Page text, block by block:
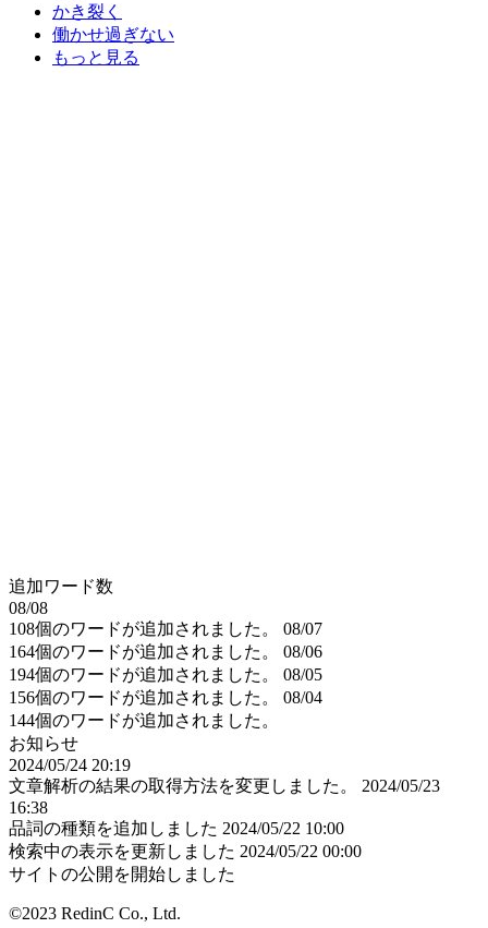
かき裂く
働かせ過ぎない
もっと見る
追加ワード数
08/08
108個のワードが追加されました。
08/07
164個のワードが追加されました。
08/06
194個のワードが追加されました。
08/05
156個のワードが追加されました。
08/04
144個のワードが追加されました。
お知らせ
2024/05/24 20:19
文章解析の結果の取得方法を変更しました。
2024/05/23
16:38
品詞の種類を追加しました 2024/05/22 10:00
検索中の表示を更新しました 2024/05/22 00:00
サイトの公開を開始しました
©2023 RedinC Co., Ltd.